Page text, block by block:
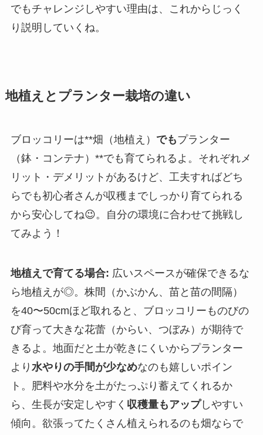
でもチャレンジしやすい理由は、これからじっく
り説明していくね。
地植えとプランター栽培の違い
ブロッコリーは**畑（地植え） でもプランター
（鉢・コンテナ）**でも育てられるよ。それぞれメ
リット・デメリットがあるけど、工夫すればどち
らでも初心者さんが収穫までしっかり育てられる
から安心してね😉。自分の環境に合わせて挑戦し
てみよう！
地植えで育てる場合: 広いスペースが確保できるな
ら地植えが◎。株間（かぶかん、苗と苗の間隔）
を40〜50cmほど取れると、ブロッコリーものびの
び育って大きな花蕾（からい、つぼみ）が期待で
きるよ。地面だと土が乾きにくいからプランター
より 水やりの手間が少なめなのも嬉しいポイン
ト。肥料や水分を土がたっぷり蓄えてくれるか
ら、生長が安定しやすく 収穫量もアップしやすい
傾向。欲張ってたくさん植えられるのも畑ならで